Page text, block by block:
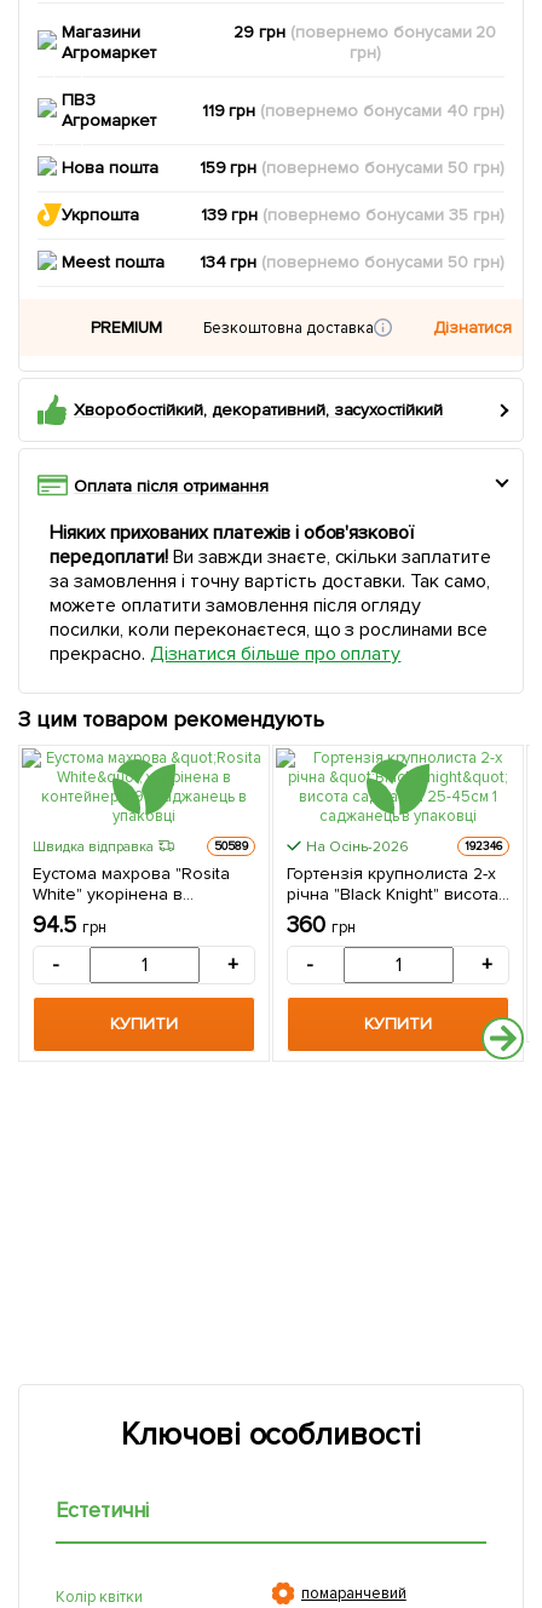
Магазини
Агромаркет
29 грн (повернемобонусами 20
грн)
ПВЗ
Агромаркет
119 грн (повернемо бонусами 40 грн)
Нова пошта 159 грн (повернемо бонусами 50 грн)
Укрпошта 139 грн (повернемо бонусами35 грн)
Meest пошта 134 грн (повернемо бонусами 50 грн)
PREMIUM Безкоштовна доставка Дізнатися
Хворобостійкий, декоративний, засухостійкий
Оплата після отримання
Ніяких прихованих платежів і обов'язкової
передоплати!Ви завжди знаєте, скільки заплатите
за замовлення і точну вартість доставки. Так само,
можете оплатити замовлення після огляду
посилки, коли переконаєтеся, що з рослинами все
прекрасно. Дізнатися більше про оплату
З цим товаром рекомендують
Швидка відправка 50589
Еустома махрова "Rosita
White" укорінена в
контейнері Р9 1 саджанець
в упаковці
94.5 грн
- +
КУПИТИ
На Осінь-2026 192346
Гортензія крупнолиста 2-х
річна "Black Knight" висота
саджанця 25-45см 1
саджанець в упаковці
360 грн
- +
КУПИТИ
Ключові особливості
Естетичні
Колір квітки  помаранчевий